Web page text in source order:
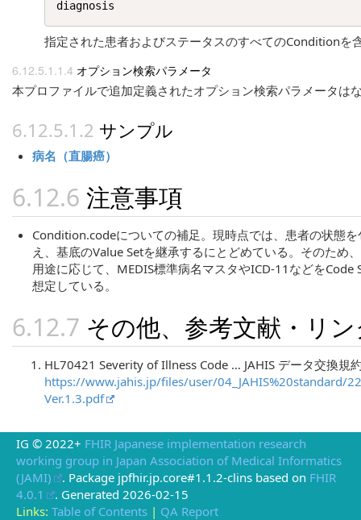
指定された患者およびステータスのすべてのConditionを
オプション検索パラメータ
本プロファイルで追加定義されたオプション検索パラメータは
サンプル
病名（直腸癌）
注意事項
Condition.codeについての補足。現時点では、患者の状態
え、基底のValue Setを継承するにとどめている。そのため
用途に応じて、MEDIS標準病名マスタやICD-11などを
想定している。
その他、参考文献・リ
HL70421 Severity of Illness Code … JAHIS データ交換規
https://www.jahis.jp/files/user/04_JAHIS%20standard/
Ver.1.3.pdf
IG © 2022+ FHIR Japanese implementation research
working group in Japan Association of Medical Informatics
(JAMI)
. Package jpfhir.jp.core#1.1.2-clins based on FHIR
4.0.1
. Generated 2026-02-15
Links: Table of Contents | QA Report